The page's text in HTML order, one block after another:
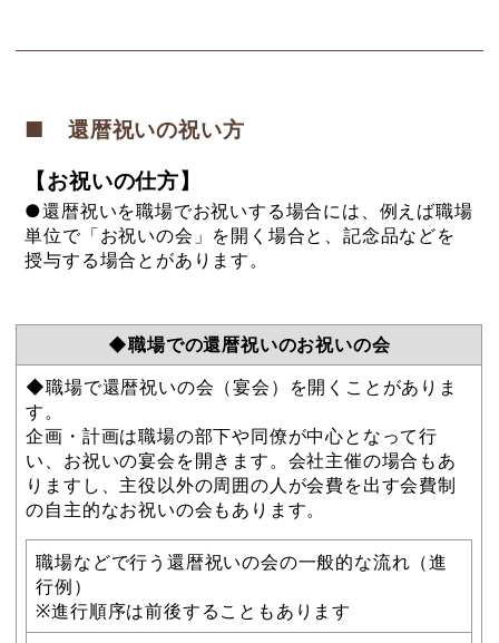
■ 還暦祝いの祝い方
【お祝いの仕方】
●還暦祝いを職場でお祝いする場合には、例えば職場
単位で「お祝いの会」を開く場合と、記念品などを
授与する場合とがあります。
◆職場での還暦祝いのお祝いの会
◆職場で還暦祝いの会（宴会）を開くことがありま
す。
企画・計画は職場の部下や同僚が中心となって行
い、お祝いの宴会を開きます。会社主催の場合もあ
りますし、主役以外の周囲の人が会費を出す会費制
の自主的なお祝いの会もあります。
職場などで行う還暦祝いの会の一般的な流れ（進
行例）
※進行順序は前後することもあります